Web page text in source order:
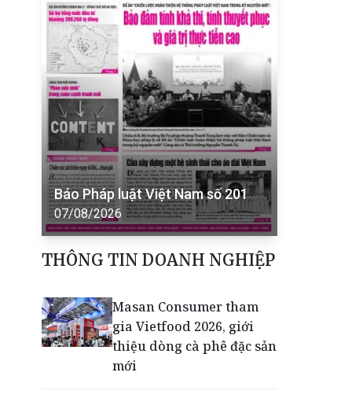
Báo Pháp luật Việt Nam số 201
07/08/2026
THÔNG TIN DOANH NGHIỆP
Masan Consumer tham
gia Vietfood 2026, giới
thiệu dòng cà phê đặc sản
mới